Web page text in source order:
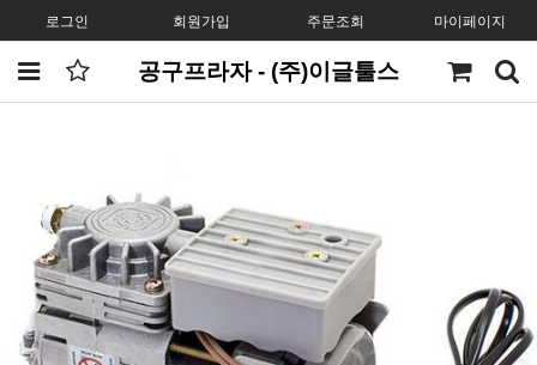
로그인 회원가입 주문조회 마이페이지
공구프라자 - (주)이글툴스